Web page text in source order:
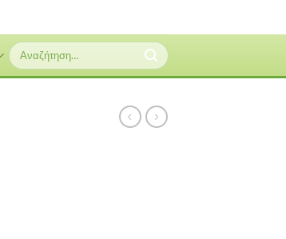
Αναζήτηση
για: